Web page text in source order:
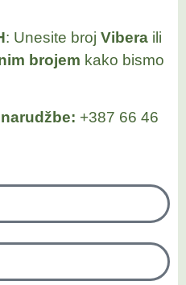
: Unesite broj Viberaili
brojem kako bismo
+387 66 46